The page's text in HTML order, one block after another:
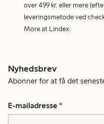
over 499 kr. eller mere
leveringsmetode ved
More at Lindex.
Nyhedsbrev
Abonner for at få det
E-mailadresse *